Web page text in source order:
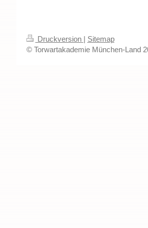
Druckversion | Sitemap
© Torwartakademie München-Land